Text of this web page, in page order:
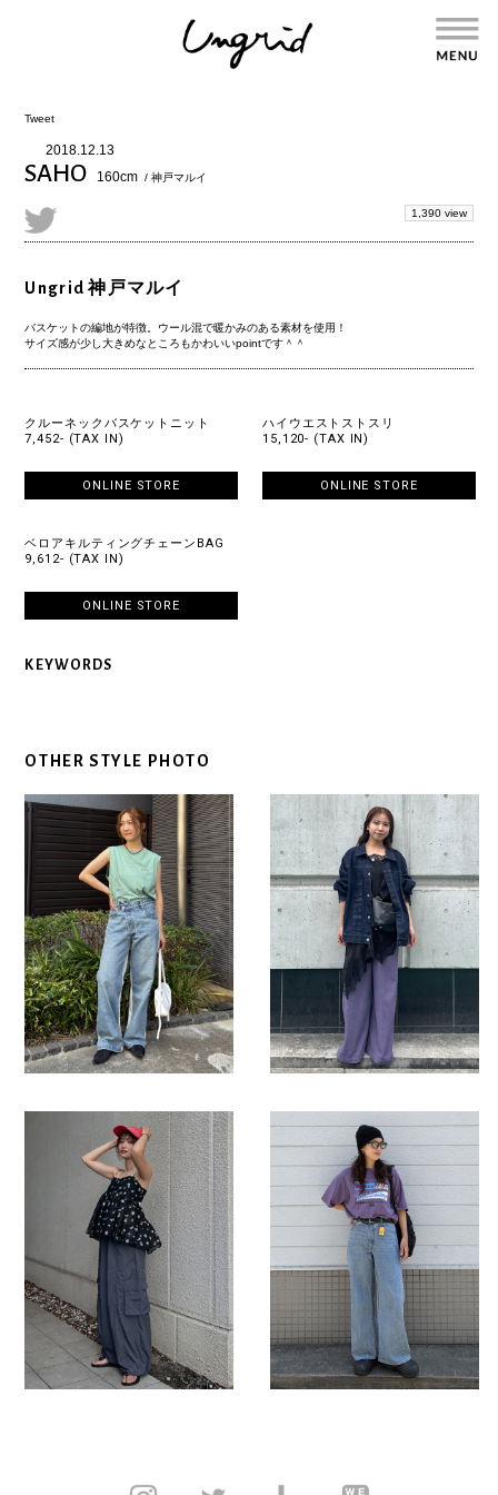
Tweet
2018.12.13
SAHO 160cm / 神戸マルイ
1,390 view
Ungrid 神戸マルイ
バスケットの編地が特徴。ウール混で暖かみのある素材を使用！
サイズ感が少し大きめなところもかわいいpointです＾＾
クルーネックバスケットニット
7,452- (TAX IN)
ONLINE STORE
ハイウエストストスリ
15,120- (TAX IN)
ONLINE STORE
ベロアキルティングチェーンBAG
9,612- (TAX IN)
ONLINE STORE
KEYWORDS
OTHER STYLE PHOTO